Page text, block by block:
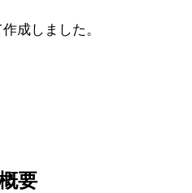
成しました。
要